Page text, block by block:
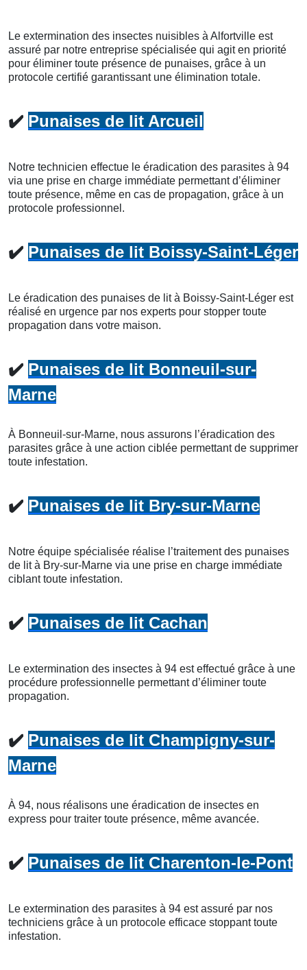
Le extermination des insectes nuisibles à Alfortville est
assuré par notre entreprise spécialisée qui agit en priorité
pour éliminer toute présence de punaises, grâce à un
protocole certifié garantissant une élimination totale.
✔️ Punaises de lit Arcueil
Notre technicien effectue le éradication des parasites à 94
via une prise en charge immédiate permettant d’éliminer
toute présence, même en cas de propagation, grâce à un
protocole professionnel.
✔️ Punaises de lit Boissy-Saint-Léger
Le éradication des punaises de lit à Boissy-Saint-Léger est
réalisé en urgence par nos experts pour stopper toute
propagation dans votre maison.
✔️ Punaises de lit Bonneuil-sur-
Marne
À Bonneuil-sur-Marne, nous assurons l’éradication des
parasites grâce à une action ciblée permettant de supprimer
toute infestation.
✔️ Punaises de lit Bry-sur-Marne
Notre équipe spécialisée réalise l’traitement des punaises
de lit à Bry-sur-Marne via une prise en charge immédiate
ciblant toute infestation.
✔️ Punaises de lit Cachan
Le extermination des insectes à 94 est effectué grâce à une
procédure professionnelle permettant d’éliminer toute
propagation.
✔️ Punaises de lit Champigny-sur-
Marne
À 94, nous réalisons une éradication de insectes en
express pour traiter toute présence, même avancée.
✔️ Punaises de lit Charenton-le-Pont
Le extermination des parasites à 94 est assuré par nos
techniciens grâce à un protocole efficace stoppant toute
infestation.